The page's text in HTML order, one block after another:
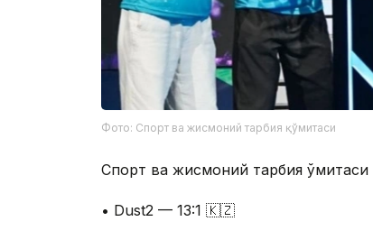
Фото: Спорт ва жисмоний тарбия қўмитаси
Спорт ва жисмоний тарбия
• Dust2 — 13:1 🇰🇿